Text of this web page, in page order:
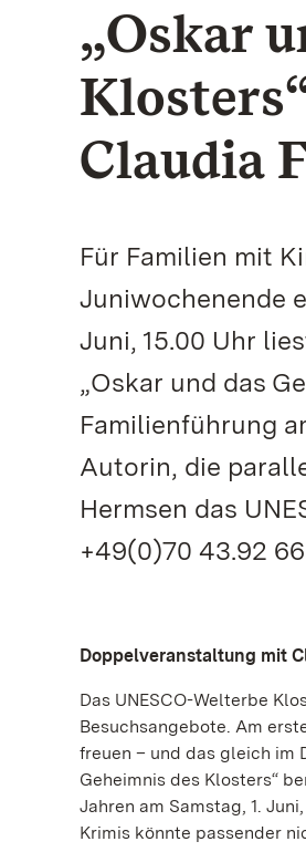
„Oskar
Claudia
Für Familien mit
Juniwochenende
Juni, 15.00 Uhr
„Oskar und das
Familienführung
Autorin, die
Hermsen das
+49(0)70 43.92
Doppelveranstaltung mit
Das UNESCO-Welterbe
Besuchsangebote. Am
freuen – und das gleich im
Geheimnis des Klosters“
Jahren am Samstag, 1.
Krimis könnte passender